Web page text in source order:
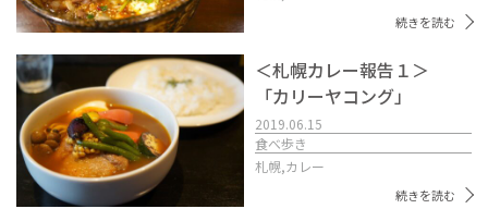
続きを読む
＜札幌カレー報告１＞
「カリーヤコング」
2019.06.15
食べ歩き
札幌,カレー
続きを読む